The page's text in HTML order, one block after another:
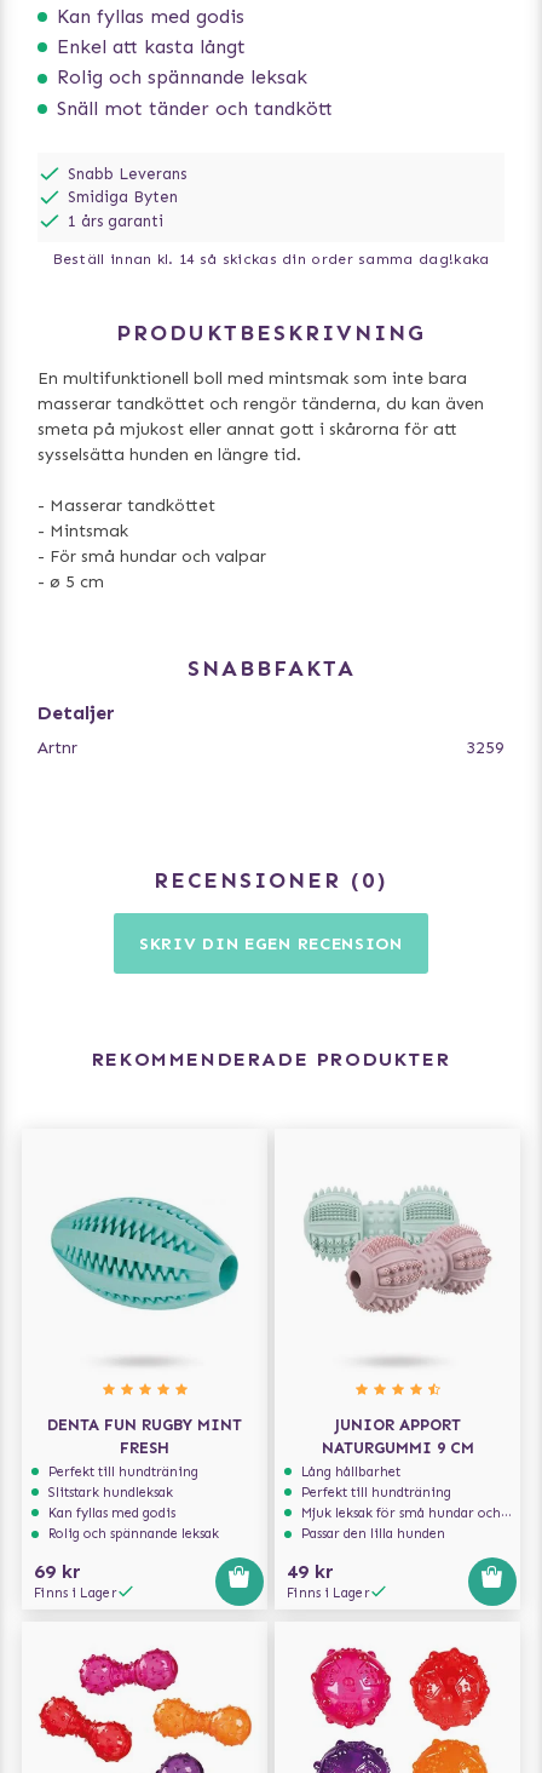
Kan fyllas med godis
Enkel att kasta långt
Rolig och spännande leksak
Snäll mot tänder och tandkött
Snabb Leverans
Smidiga Byten
1 års garanti
Beställ innan kl. 14 så skickas din order samma dag!kaka
PRODUKTBESKRIVNING
En multifunktionell boll med mintsmak som inte bara
masserar tandköttet och rengör tänderna, du kan även
smeta på mjukost eller annat gott i skårorna för att
sysselsätta hunden en längre tid.
- Masserar tandköttet
- Mintsmak
- För små hundar och valpar
- ø 5 cm
SNABBFAKTA
Detaljer
Artnr 3259
RECENSIONER 0
SKRIV DIN EGEN RECENSION
REKOMMENDERADE PRODUKTER
DENTA FUN RUGBY MINT
FRESH
Perfekt till hundträning
Slitstark hundleksak
Kan fyllas med godis
Rolig och spännande leksak
69 kr
Finns i Lager
JUNIOR APPORT
NATURGUMMI 9 CM
Lång hållbarhet
Perfekt till hundträning
Mjuk leksak för små hundar och valpar.
Passar den lilla hunden
49 kr
Finns i Lager